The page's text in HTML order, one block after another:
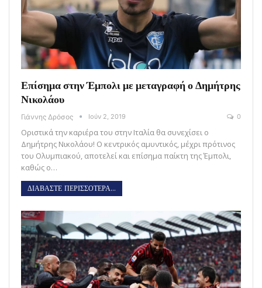
Επίσημα στην Έμπολι με μεταγραφή ο Δημήτρης
Νικολάου
Γιάννης Δρόσος Ιούν 2, 2019 0
Οριστικά την καριέρα του στην Ιταλία θα συνεχίσει ο
Δημήτρης Νικολάου! Ο κεντρικός αμυντικός, μέχρι πρότινος
του Ολυμπιακού, αποτελεί και επίσημα παίκτη της Έμπολι,
καθώς ο…
ΔΙΑΒΑΣΤΕ ΠΕΡΙΣΣΟΤΕΡΑ...